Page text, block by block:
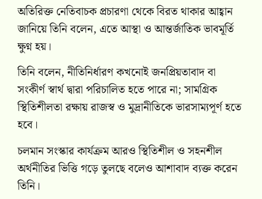
অতিরিক্ত নেতিবাচক প্রচারণা থেকে বিরত থাকার আহ্বান
জানিয়ে তিনি বলেন, এতে আস্থা ও আন্তর্জাতিক ভাবমূর্তি
ক্ষুণ্ন হয়।
তিনি বলেন, নীতিনির্ধারণ কখনোই জনপ্রিয়তাবাদ বা
সংকীর্ণ স্বার্থ দ্বারা পরিচালিত হতে পারে না; সামগ্রিক
স্থিতিশীলতা রক্ষায় রাজস্ব ও মুদ্রানীতিকে ভারসাম্যপূর্ণ হতে
হবে।
চলমান সংস্কার কার্যক্রম আরও স্থিতিশীল ও সহনশীল
অর্থনীতির ভিত্তি গড়ে তুলছে বলেও আশাবাদ ব্যক্ত করেন
তিনি।